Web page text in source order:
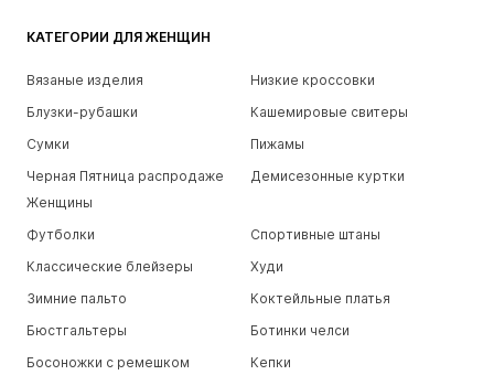
КАТЕГОРИИ ДЛЯ ЖЕНЩИН
Вязаные изделия
Низкие кроссовки
Блузки-рубашки
Кашемировые свитеры
Сумки
Пижамы
Черная Пятница распродаже
Женщины
Демисезонные куртки
Футболки
Спортивные штаны
Классические блейзеры
Худи
Зимние пальто
Коктейльные платья
Бюстгальтеры
Ботинки челси
Босоножки с ремешком
Кепки